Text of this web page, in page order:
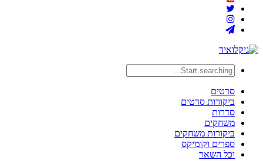
סרטים
ביקורות סרטים
סדרות
משחקים
ביקורות משחקים
ספרים וקומיקס
וכל השאר